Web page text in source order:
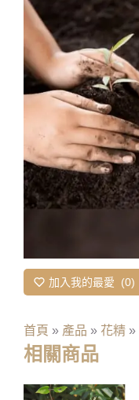
加入我的最愛 0
首頁 » 產品 » 花精 »
相關商品